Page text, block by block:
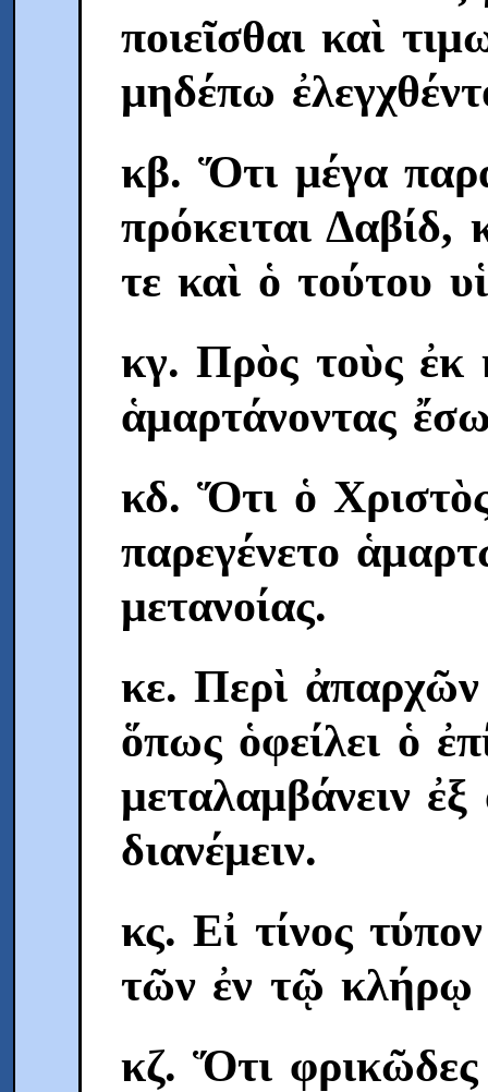
ποιεῖσθαι καὶ
μηδέπω
κβ. Ὅτι μέγα
πρόκειται Δαβίδ,
τε καὶ ὁ τούτου
κγ. Πρὸς τοὺς ἐκ
ἁμαρτάνοντας
κδ. Ὅτι ὁ
παρεγένετο
μετανοίας.
κε. Περὶ
ὅπως ὁφείλει ὁ
μεταλαμβάνειν
διανέμειν.
κς. Eἰ τίνος
τῶν ἐν τῷ κλήρῳ
κζ. Ὅτι